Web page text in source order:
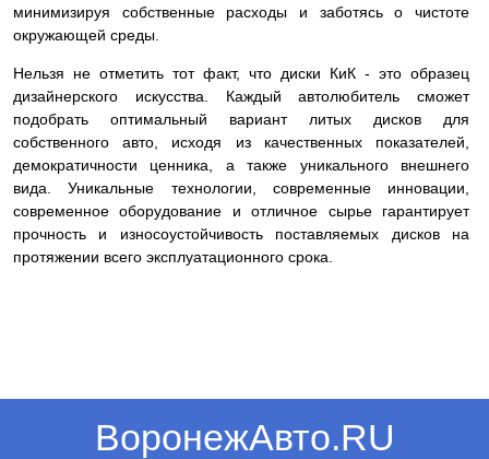
минимизируя собственные расходы и заботясь о чистоте
окружающей среды.
Нельзя не отметить тот факт, что диски КиК - это образец
дизайнерского искусства. Каждый автолюбитель сможет
подобрать оптимальный вариант литых дисков для
собственного авто, исходя из качественных показателей,
демократичности ценника, а также уникального внешнего
вида. Уникальные технологии, современные инновации,
современное оборудование и отличное сырье гарантирует
прочность и износоустойчивость поставляемых дисков на
протяжении всего эксплуатационного срока.
ВоронежАвто.RU